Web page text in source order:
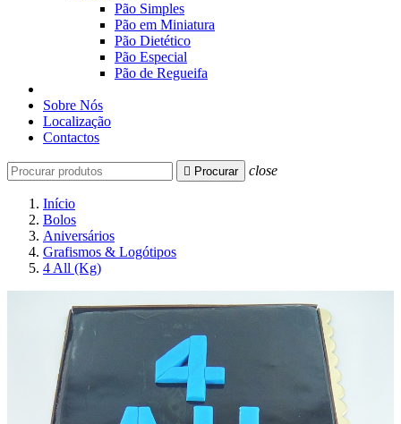
Pão Simples
Pão em Miniatura
Pão Dietético
Pão Especial
Pão de Regueifa
Sobre Nós
Localização
Contactos
 Procurar close
Início
Bolos
Aniversários
Grafismos & Logótipos
4 All (Kg)